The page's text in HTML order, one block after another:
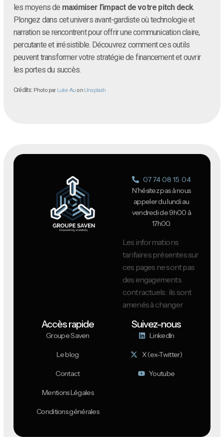
les moyens de maximiser l’impact de votre pitch deck.
Plongez dans cet univers avant-gardiste où technologie et
narration se rencontrent pour offrir une communication claire,
percutante et irrésistible. Découvrez comment ces outils
peuvent transformer votre stratégie de financement et ouvrir
les portes du succès.
Crédits: Photo par Luke Au on Unsplash
07 74 08 15 04
N'hésitez pas à nous
appeler du lundi au
vendredi de 9h00 à
17h00.
Les informations
tarifaires présentes sur
ces pages ne sont pas
des engagements
contractuels : ils sont
amenés à changer
Accès rapide
Groupe Saven
Le blog
Contact
Mentions Légales
Conditions générales
Suivez-nous
LinkedIn
X (ex-Twitter)
Youtube